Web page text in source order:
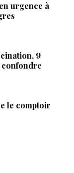
urgence à
9
confondre
le comptoir